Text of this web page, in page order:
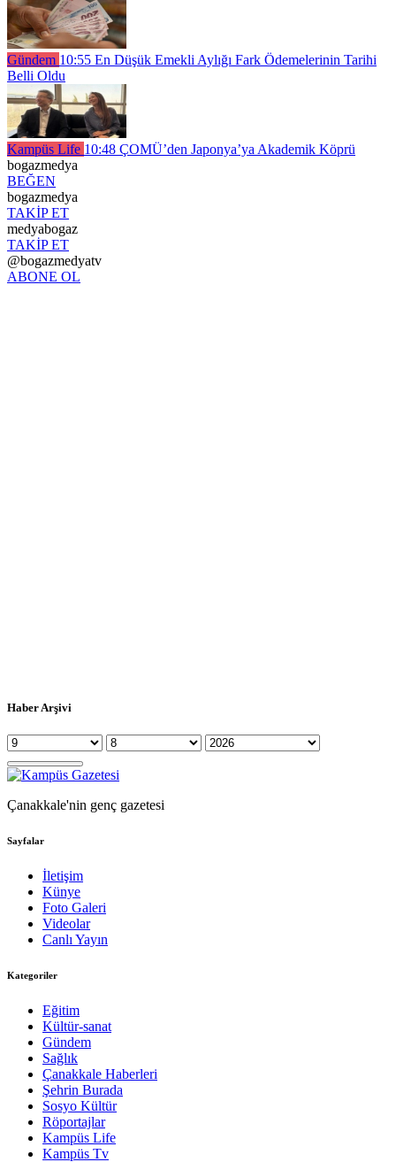
Gündem 10:55 En Düşük Emekli Aylığı Fark Ödemelerinin Tarihi
Belli Oldu
Kampüs Life 10:48 ÇOMÜ’den Japonya’ya Akademik Köprü
bogazmedya
BEĞEN
bogazmedya
TAKİP ET
medyabogaz
TAKİP ET
@bogazmedyatv
ABONE OL
Haber Arşivi
Çanakkale'nin genç gazetesi
Sayfalar
İletişim
Künye
Foto Galeri
Videolar
Canlı Yayın
Kategoriler
Eğitim
Kültür-sanat
Gündem
Sağlık
Çanakkale Haberleri
Şehrin Burada
Sosyo Kültür
Röportajlar
Kampüs Life
Kampüs Tv